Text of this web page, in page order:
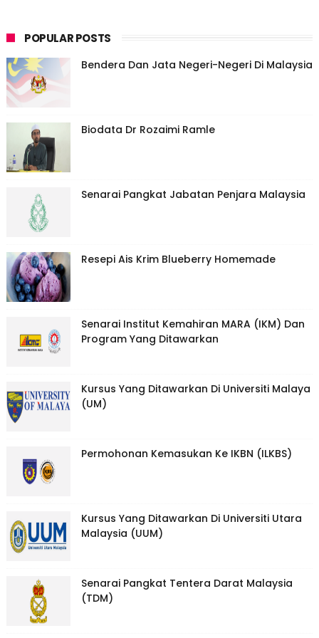
POPULAR POSTS
Bendera Dan Jata Negeri-Negeri Di Malaysia
Biodata Dr Rozaimi Ramle
Senarai Pangkat Jabatan Penjara Malaysia
Resepi Ais Krim Blueberry Homemade
Senarai Institut Kemahiran MARA (IKM) Dan
Program Yang Ditawarkan
Kursus Yang Ditawarkan Di Universiti Malaya
(UM)
Permohonan Kemasukan Ke IKBN (ILKBS)
Kursus Yang Ditawarkan Di Universiti Utara
Malaysia (UUM)
Senarai Pangkat Tentera Darat Malaysia
(TDM)